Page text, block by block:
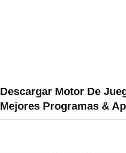
Descargar Motor De
Mejores Programas &